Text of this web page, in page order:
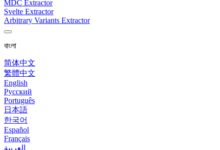
MDC Extractor
Svelte Extractor
Arbitrary Variants Extractor
বাংলা
简体中文
繁體中文
English
Русский
Português
日本語
한국어
Español
Français
العربية